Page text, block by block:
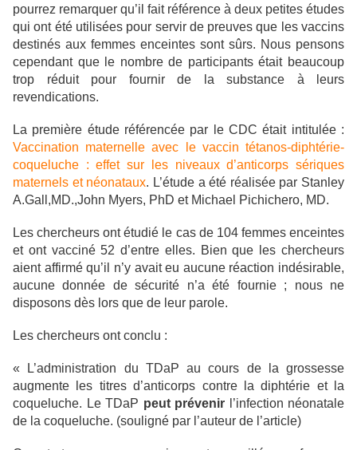
pourrez remarquer qu’il fait référence à deux petites études
qui ont été utilisées pour servir de preuves que les vaccins
destinés aux femmes enceintes sont sûrs. Nous pensons
cependant que le nombre de participants était beaucoup
trop réduit pour fournir de la substance à leurs
revendications.
La première étude référencée par le CDC était intitulée :
Vaccination maternelle avec le vaccin tétanos-diphtérie-
coqueluche : effet sur les niveaux d’anticorps sériques
maternels et néonataux. L’étude a été réalisée par Stanley
A.Gall,MD.,John Myers, PhD et Michael Pichichero, MD.
Les chercheurs ont étudié le cas de 104 femmes enceintes
et ont vacciné 52 d’entre elles. Bien que les chercheurs
aient affirmé qu’il n’y avait eu aucune réaction indésirable,
aucune donnée de sécurité n’a été fournie ; nous ne
disposons dès lors que de leur parole.
Les chercheurs ont conclu :
« L’administration du TDaP au cours de la grossesse
augmente les titres d’anticorps contre la diphtérie et la
coqueluche. Le TDaP peut prévenir l’infection néonatale
de la coqueluche. (souligné par l’auteur de l’article)